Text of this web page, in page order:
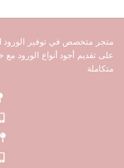
متجر متخصص في توفير الورود
على تقديم أجود أنواع الورود
متكاملة